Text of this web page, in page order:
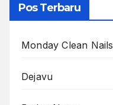
Pos Terbaru
Monday Clean Nails
Dejavu